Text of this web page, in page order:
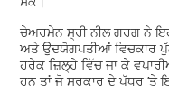
ਚੇਅਰਮੇਨ ਸ੍ਰੀ ਨੀਲ ਗਰਗ ਨੇ
ਅਤੇ ਉਦਯੋਗਪਤੀਆਂ ਵਿਚਕਾਰ
ਹਰੇਕ ਜ਼ਿਲ੍ਹੇ ਵਿੱਚ ਜਾ ਕੇ
ਹਨ ਤਾਂ ਜੋ ਸਰਕਾਰ ਦੇ ਪੱਧਰ ’ਤੇ